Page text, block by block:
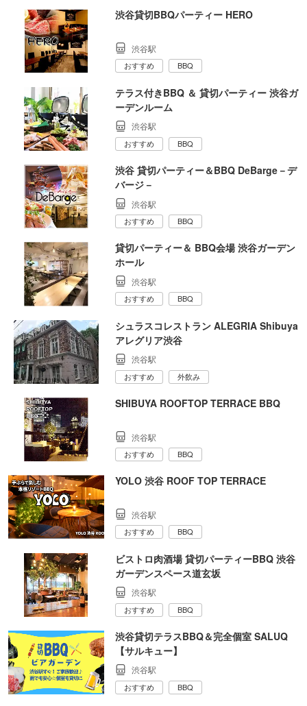
渋谷貸切BBQパーティー HERO
渋谷駅
おすすめ BBQ
テラス付きBBQ ＆ 貸切パーティー 渋谷ガ
ーデンルーム
渋谷駅
おすすめ BBQ
渋谷 貸切パーティー＆BBQ DeBarge－デ
バージ－
渋谷駅
おすすめ BBQ
貸切パーティー＆ BBQ会場 渋谷ガーデン
ホール
渋谷駅
おすすめ BBQ
シュラスコレストラン ALEGRIA Shibuya
アレグリア渋谷
渋谷駅
おすすめ 外飲み
SHIBUYA ROOFTOP TERRACE BBQ
渋谷駅
おすすめ BBQ
YOLO 渋谷 ROOF TOP TERRACE
渋谷駅
おすすめ BBQ
ビストロ肉酒場 貸切パーティーBBQ 渋谷
ガーデンスペース道玄坂
渋谷駅
おすすめ BBQ
渋谷貸切テラスBBQ＆完全個室 SALUQ
【サルキュー】
渋谷駅
おすすめ BBQ